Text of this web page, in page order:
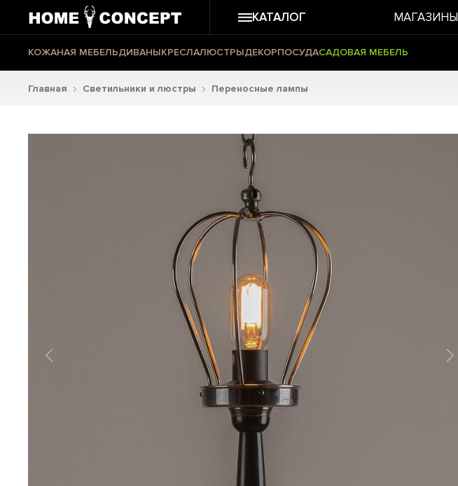
КАТАЛОГ МАГАЗИНЫ
КОЖАНАЯ МЕБЕЛЬДИВАНЫКРЕСЛАЛЮСТРЫДЕКОРПОСУДАСАДОВАЯ МЕБЕЛЬ
Главная Светильники и люстры Переносные лампы